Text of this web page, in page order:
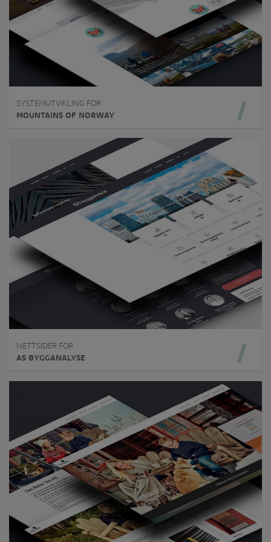
SYSTEMUTVIKLING FOR
MOUNTAINS OF NORWAY
NETTSIDER FOR
AS BYGGANALYSE